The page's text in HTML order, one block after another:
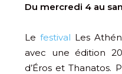
Du mercredi 4 au
Le festival Les
avec une édition
d’Éros et Thanatos.